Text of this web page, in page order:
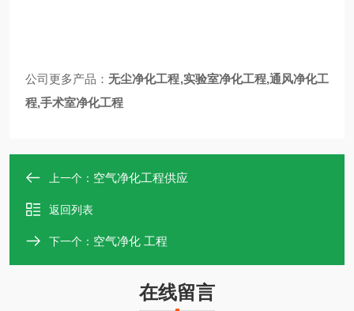
公司更多产品：无尘净化工程,实验室净化工程,通风净化工
程,手术室净化工程
上一个： 空气净化工程供应
返回列表
下一个： 空气净化 工程
在线留言